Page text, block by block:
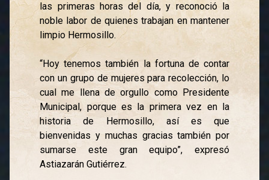
las primeras horas del día, y reconoció la
noble labor de quienes trabajan en mantener
limpio Hermosillo.
“Hoy tenemos también la fortuna de contar
con un grupo de mujeres para recolección, lo
cual me llena de orgullo como Presidente
Municipal, porque es la primera vez en la
historia de Hermosillo, así es que
bienvenidas y muchas gracias también por
sumarse este gran equipo”, expresó
Astiazarán Gutiérrez.